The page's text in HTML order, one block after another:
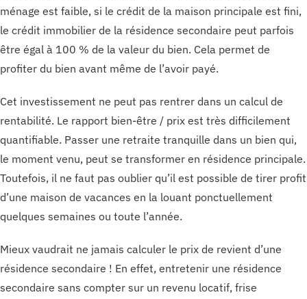
ménage est faible, si le crédit de la maison principale est fini,
le crédit immobilier de la résidence secondaire peut parfois
être égal à 100 % de la valeur du bien. Cela permet de
profiter du bien avant même de l’avoir payé.
Cet investissement ne peut pas rentrer dans un calcul de
rentabilité. Le rapport bien-être / prix est très difficilement
quantifiable. Passer une retraite tranquille dans un bien qui,
le moment venu, peut se transformer en résidence principale.
Toutefois, il ne faut pas oublier qu’il est possible de tirer profit
d’une maison de vacances en la louant ponctuellement
quelques semaines ou toute l’année.
Mieux vaudrait ne jamais calculer le prix de revient d’une
résidence secondaire ! En effet, entretenir une résidence
secondaire sans compter sur un revenu locatif, frise